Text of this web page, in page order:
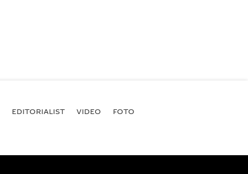
EDITORIALIST VIDEO FOTO